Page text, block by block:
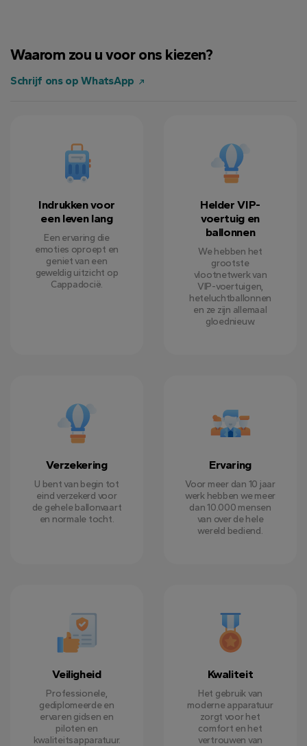
Waarom zou u voor ons kiezen?
Schrijf ons op WhatsApp
Indrukken voor
een leven lang
Een ervaring die
emoties oproept en
geniet van een
geweldig uitzicht op
Cappadocië.
Helder VIP-
voertuig en
ballonnen
We hebben het
grootste
vlootnetwerk van
VIP-voertuigen,
heteluchtballonnen
en ze zijn allemaal
gloednieuw.
Verzekering
U bent van begin tot
eind verzekerd voor
de gehele ballonvaart
en normale tocht.
Ervaring
Voor meer dan 10 jaar
werk hebben we meer
dan 10.000 mensen
van over de hele
wereld bediend.
Veiligheid
Professionele,
gediplomeerde en
ervaren gidsen en
piloten en
kwaliteitsapparatuur.
Kwaliteit
Het gebruik van
moderne apparatuur
zorgt voor het
comfort en het
vertrouwen van